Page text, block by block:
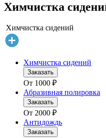
Химчистка
Химчистка сидений
Химчистка сидений
Заказать
От 1000 ₽
Абразивная полировка
Заказать
От 2000 ₽
Антидождь
Заказать